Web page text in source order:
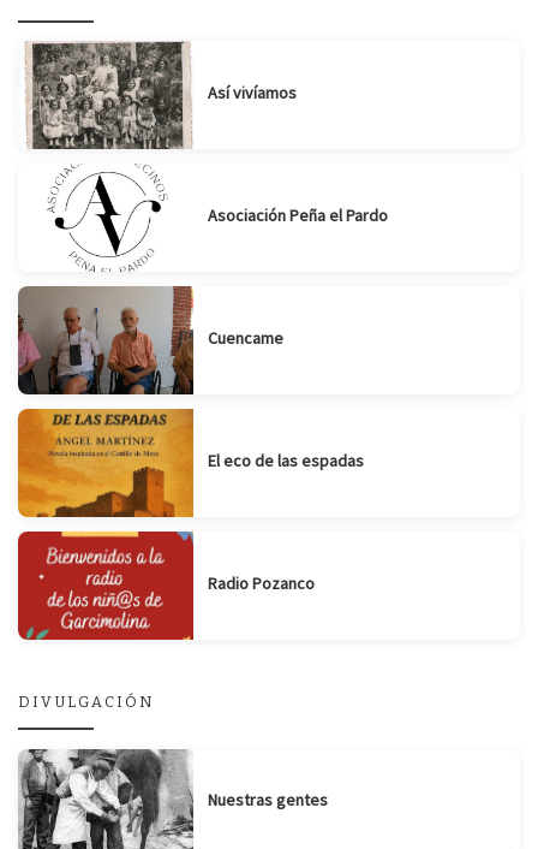
Así vivíamos
Asociación Peña el Pardo
Cuencame
El eco de las espadas
Radio Pozanco
DIVULGACIÓN
Nuestras gentes